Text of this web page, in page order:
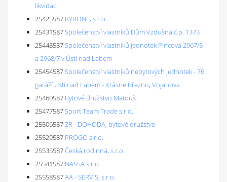
likvidaci
25425587 RYRONE, s.r.o.
25431587Společenství vlastníků Dům Vzdušná č.p. 1373
25448587Společenství vlastníků jednotek Pincova 2967/5
a 2968/7 v Ústí nad Labem
25454587Společenství vlastníků nebytových jednotek - 76
garáží Ústí nad Labem - Krásné Březno, Vojanova
25460587 Bytové družstvo Matouš
25477587Sport Team Trade s.r.o.
25506587ZR - DOHODA, bytové družstvo
25529587 PROGO s.r.o.
25535587Česká rodinná, s.r.o.
25541587 NASSA s.r.o.
25558587AA - SERVIS, s.r.o.